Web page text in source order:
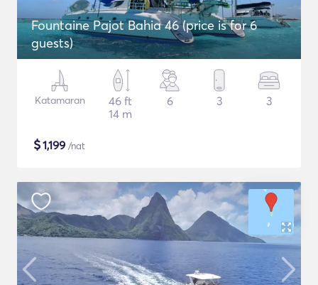
Fountaine Pajot Bahia 46 (price is for 6
guests)
Katamaran
46 ft
14 m
6 3 3
$1,199 /nat